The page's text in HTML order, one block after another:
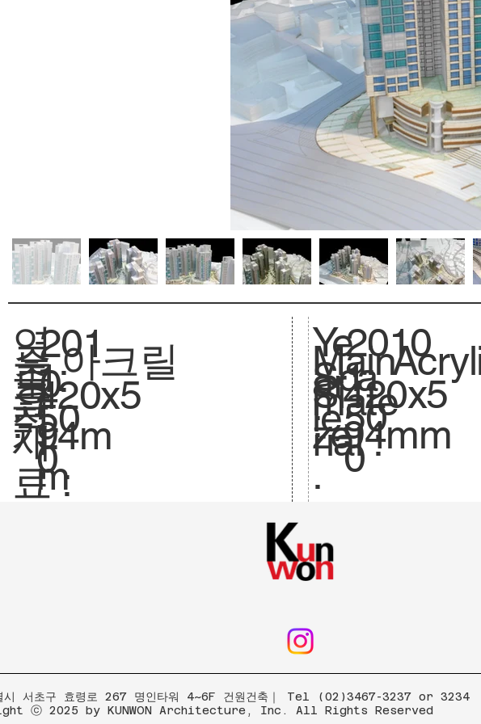
연
도
:
201
0
주
요
재
료 :
축
척.
아크릴
1:
50
0
크
기.
420x5
94m
m
Ye
ar
:
Main
mate
rial :
Sca
le.
Si
ze
.
2010
1:
50
0
420x5
94mm
시 서초구 효령로 267 명인타워 4~6F 건원건축｜ Tel (02)3467-3237 or 3234
ⓒ 2025 by KUNWON Architecture, Inc. All Rights Reserved